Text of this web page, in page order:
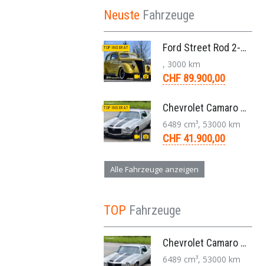
Neuste Fahrzeuge
TOP INSERAT Ford Street Rod 2-Door V8 Aut. 1937
, 3000 km
CHF 89.900,00
TOP INSERAT Chevrolet Camaro SS 396 LS3 Coupe Aut. 1971
6489 cm³, 53000 km
CHF 41.900,00
Alle Fahrzeuge anzeigen
TOP Fahrzeuge
Chevrolet Camaro SS 396 LS3 Coupe Aut. 1971
6489 cm³, 53000 km